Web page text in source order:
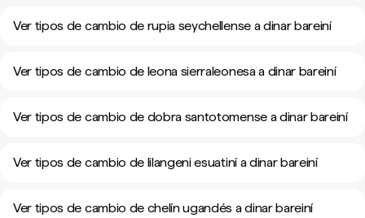
Ver tipos de cambio de rupia seychellense a dinar bareiní
Ver tipos de cambio de leona sierraleonesa a dinar bareiní
Ver tipos de cambio de dobra santotomense a dinar bareiní
Ver tipos de cambio de lilangeni esuatiní a dinar bareiní
Ver tipos de cambio de chelín ugandés a dinar bareiní